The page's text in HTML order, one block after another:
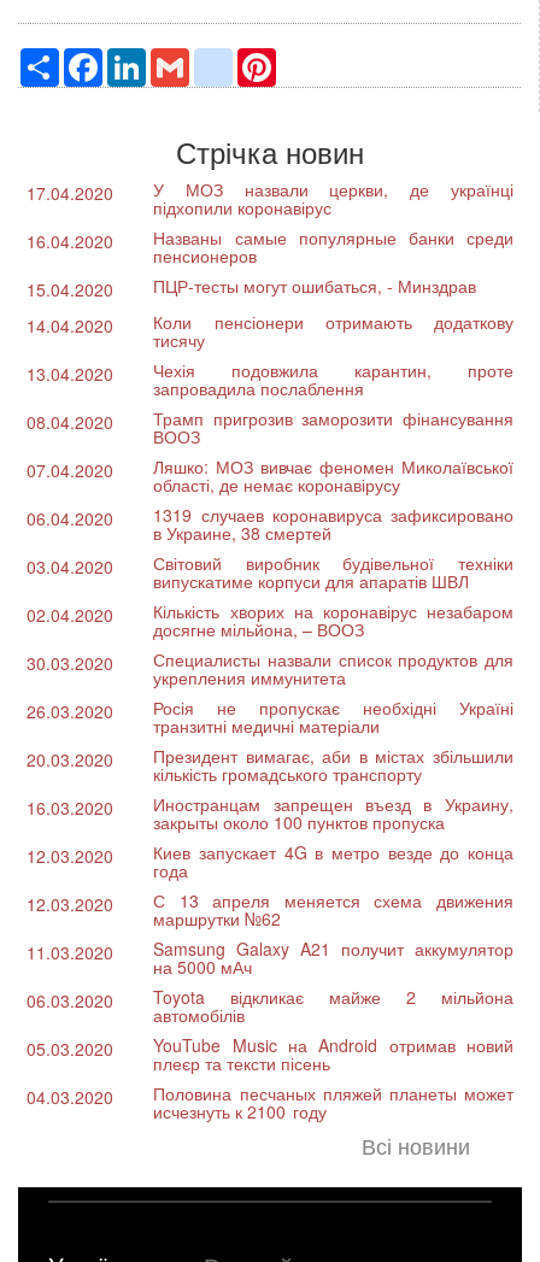
РесурсFacebook
LinkedInGmail google_bookmarks
Стрічка новин
17.04.2020 У МОЗ назвали церкви, де українці
підхопили коронавірус
16.04.2020
Названы самые популярные банки среди
пенсионеров
15.04.2020
ПЦР-тесты могут ошибаться, - Минздрав
14.04.2020
Коли пенсіонери отримають додаткову
тисячу
13.04.2020
Чехія подовжила карантин, проте
запровадила послаблення
08.04.2020
Трамп пригрозив заморозити фінансування
ВООЗ
07.04.2020
Ляшко: МОЗ вивчає феномен Миколаївської
області, де немає коронавірусу
06.04.2020
1319 случаев коронавируса зафиксировано
в Украине, 38 смертей
03.04.2020
Світовий виробник будівельної техніки
випускатиме корпуси для апаратів ШВЛ
02.04.2020
Кількість хворих на коронавірус незабаром
досягне мільйона, – ВООЗ
30.03.2020
Специалисты назвали список продуктов для
укрепления иммунитета
26.03.2020
Росія не пропускає необхідні Україні
транзитні медичні матеріали
20.03.2020
Президент вимагає, аби в містах збільшили
кількість громадського транспорту
16.03.2020
Иностранцам запрещен въезд в Украину,
закрыты около 100 пунктов пропуска
12.03.2020
Киев запускает 4G в метро везде до конца
года
12.03.2020
С 13 апреля меняется схема движения
маршрутки №62
11.03.2020
Samsung Galaxy A21 получит аккумулятор
на 5000 мАч
06.03.2020
Toyota відкликає майже 2 мільйона
автомобілів
05.03.2020
YouTube Music на Android отримав новий
плеєр та тексти пісень
04.03.2020
Половина песчаных пляжей планеты может
исчезнуть к 2100 году
На Миколаївщині вандали знищили фігуру
02.03.2020
В Николаеве пройдет однодневный курс
«Первая помощь детям»
систему оповещения
Всі новини